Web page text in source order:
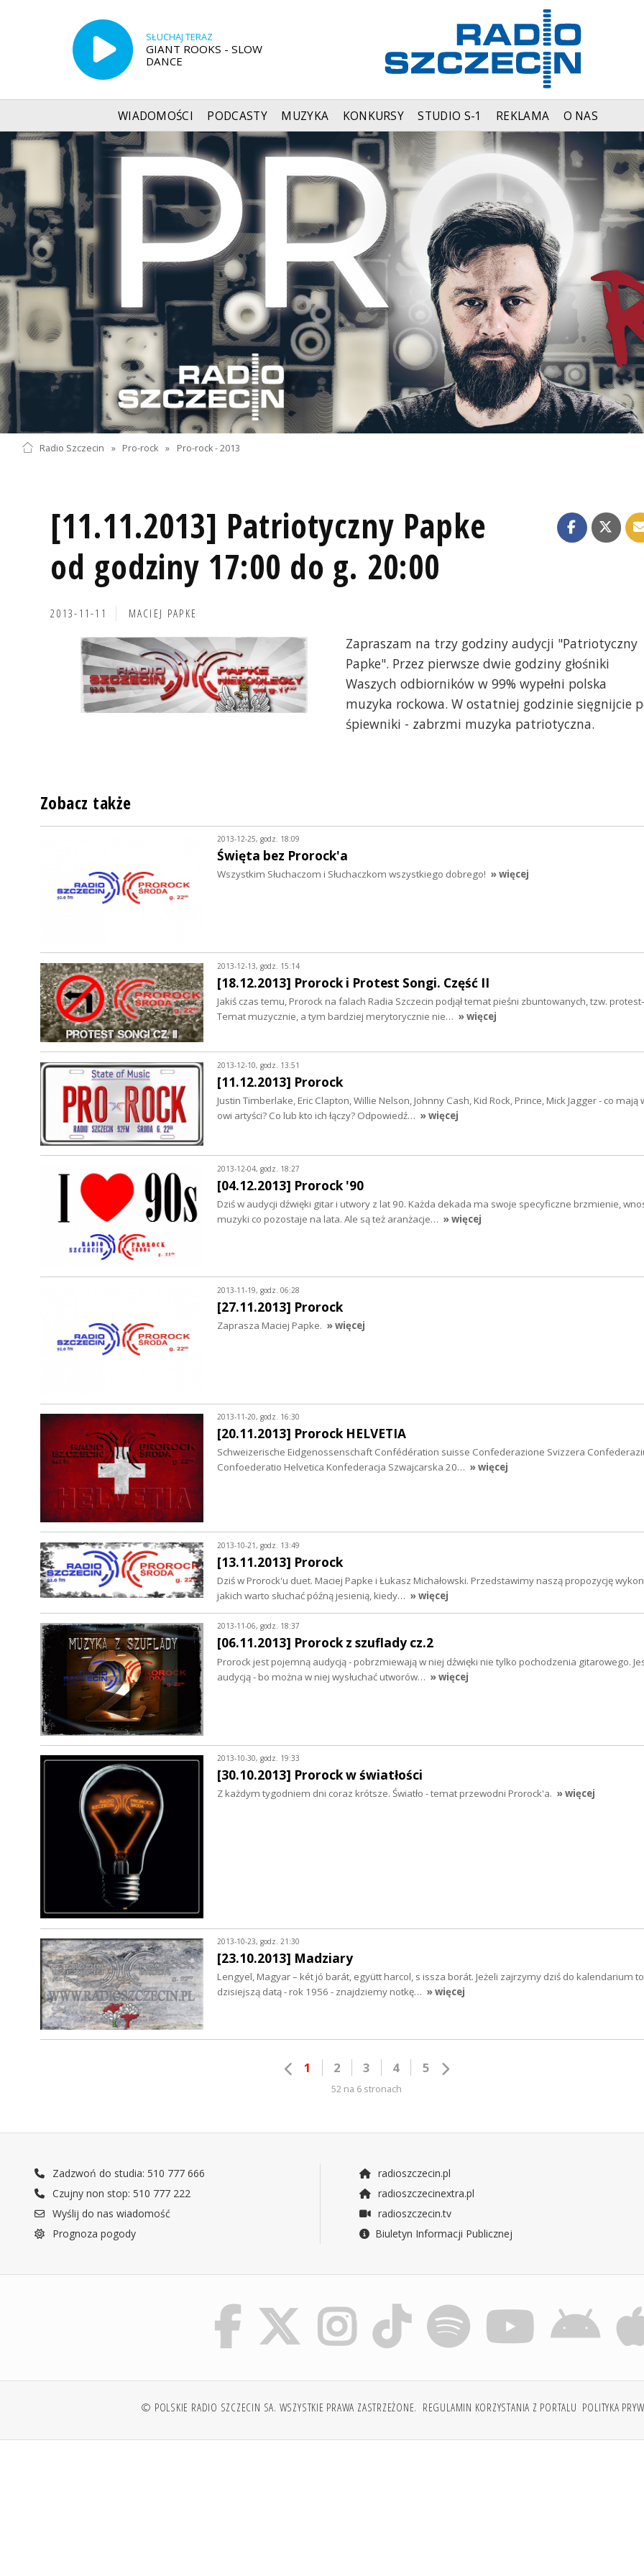
SŁUCHAJ TERAZ
GIANT ROOKS - SLOW
DANCE
WIADOMOŚCI PODCASTY MUZYKA KONKURSY STUDIO S-1 REKLAMA O NAS
Radio Szczecin » Pro-rock » Pro-rock - 2013
[11.11.2013] Patriotyczny Papke
od godziny 17:00 do g. 20:00
2013-11-11 MACIEJ PAPKE
Zapraszam na trzy godziny audycji "Patriotyczny
Papke". Przez pierwsze dwie godziny głośniki
Waszych odbiorników w 99% wypełni polska
muzyka rockowa. W ostatniej godzinie sięgnijcie
śpiewniki - zabrzmi muzyka patriotyczna.
Zobacz także
2013-12-25, godz. 18:09
Święta bez Prorock'a
Wszystkim Słuchaczom i Słuchaczkom wszystkiego dobrego! » więcej
2013-12-13, godz. 15:14
[18.12.2013] Prorock i Protest Songi. Część II
Jakiś czas temu, Prorock na falach Radia Szczecin podjął temat pieśni zbuntowanych, tzw.
Temat muzycznie, a tym bardziej merytorycznie nie… » więcej
2013-12-10, godz. 13:51
[11.12.2013] Prorock
Justin Timberlake, Eric Clapton, Willie Nelson, Johnny Cash, Kid Rock, Prince, Mick Jagger - co mają
owi artyści? Co lub kto ich łączy? Odpowiedź… » więcej
2013-12-04, godz. 18:27
[04.12.2013] Prorock '90
Dziś w audycji dźwięki gitar i utwory z lat 90. Każda dekada ma swoje specyficzne brzmienie,
muzyki co pozostaje na lata. Ale są też aranżacje… » więcej
2013-11-19, godz. 06:28
[27.11.2013] Prorock
Zaprasza Maciej Papke. » więcej
2013-11-20, godz. 16:30
[20.11.2013] Prorock HELVETIA
Schweizerische Eidgenossenschaft Confédération suisse Confederazione Svizzera
Confoederatio Helvetica Konfederacja Szwajcarska 20… » więcej
2013-10-21, godz. 13:49
[13.11.2013] Prorock
Dziś w Prorock'u duet. Maciej Papke i Łukasz Michałowski. Przedstawimy naszą propozycję
jakich warto słuchać późną jesienią, kiedy… » więcej
2013-11-06, godz. 18:37
[06.11.2013] Prorock z szuflady cz.2
Prorock jest pojemną audycją - pobrzmiewają w niej dźwięki nie tylko pochodzenia gitarowego.
audycją - bo można w niej wysłuchać utworów… » więcej
2013-10-30, godz. 19:33
[30.10.2013] Prorock w światłości
Z każdym tygodniem dni coraz krótsze. Światło - temat przewodni Prorock'a. » więcej
2013-10-23, godz. 21:30
[23.10.2013] Madziary
Lengyel, Magyar – két jó barát, együtt harcol, s issza borát. Jeżeli zajrzymy dziś do kalendarium
dzisiejszą datą - rok 1956 - znajdziemy notkę… » więcej
1 2 3 4 5
52 na 6 stronach
Zadzwoń do studia: 510 777 666
Czujny non stop: 510 777 222
Wyślij do nas wiadomość
Prognoza pogody
radioszczecin.pl
radioszczecinextra.pl
radioszczecin.tv
Biuletyn Informacji Publicznej
© POLSKIE RADIO SZCZECIN SA. WSZYSTKIE PRAWA ZASTRZEŻONE. REGULAMIN KORZYSTANIA Z PORTALU POLITYKA